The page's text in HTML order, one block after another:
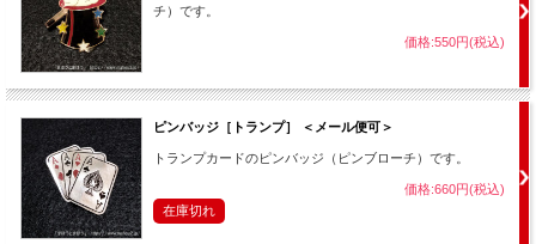
チ）です。
価格:550円(税込)
ピンバッジ［トランプ］ ＜メール便可＞
トランプカードのピンバッジ（ピンブローチ）です。
価格:660円(税込)
在庫切れ